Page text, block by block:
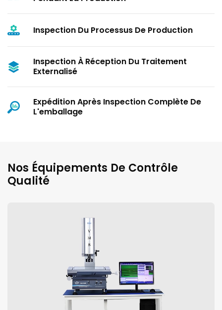
Inspection Du Processus De Production
Inspection À Réception Du Traitement
Externalisé
Expédition Après Inspection Complète De
L'emballage
Nos Équipements De Contrôle
Qualité